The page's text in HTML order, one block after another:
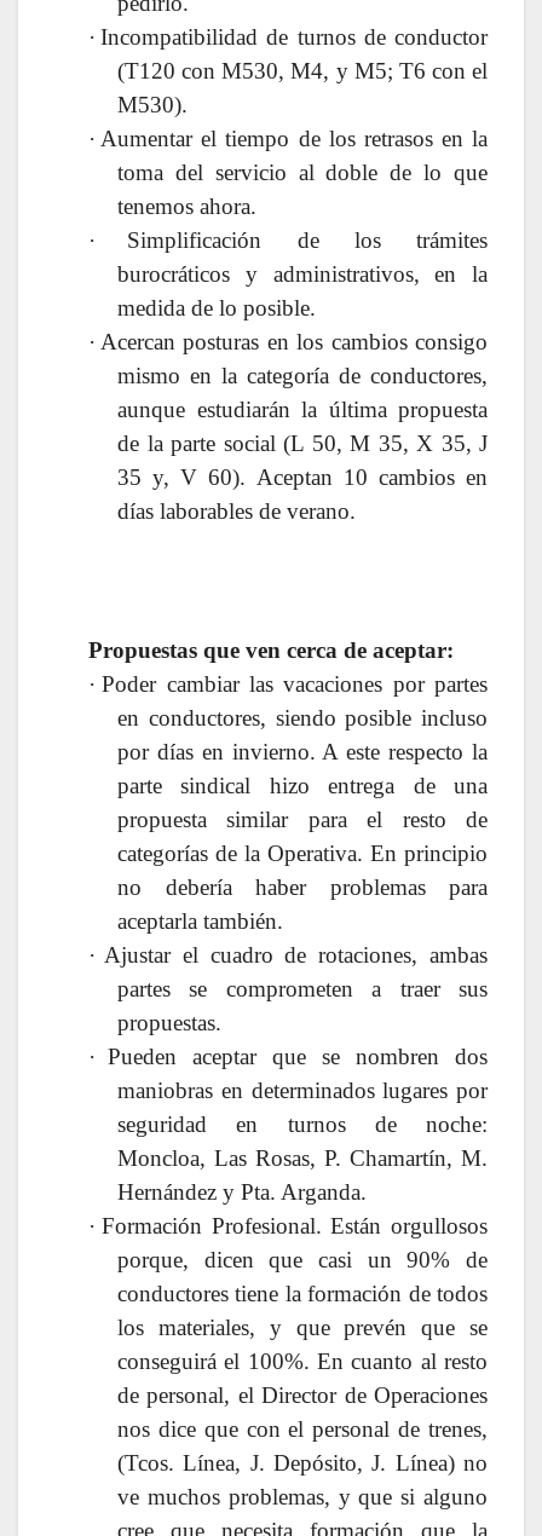
· Incompatibilidad de turnos de conductor
(T120 con M530, M4, y M5; T6 con el
M530).
· Aumentar el tiempo de los retrasos en la
toma del servicio al doble de lo que
tenemos ahora.
·
Simplificación de los trámites
burocráticos y administrativos, en la
medida de lo posible.
· Acercan posturas en los cambios consigo
mismo en la categoría de conductores,
aunque estudiarán la última propuesta
de la parte social (L 50, M 35, X 35, J
35 y, V 60). Aceptan 10 cambios en
días laborables de verano.
Propuestas que ven cerca de aceptar:
· Poder cambiar las vacaciones por partes
en conductores, siendo posible incluso
por días en invierno. A este respecto la
parte sindical hizo entrega de una
propuesta similar para el resto de
categorías de la Operativa. En principio
no debería haber problemas para
aceptarla también.
· Ajustar el cuadro de rotaciones, ambas
partes se comprometen a traer sus
propuestas.
· Pueden aceptar que se nombren dos
maniobras en determinados lugares por
seguridad en turnos de noche:
Moncloa, Las Rosas, P. Chamartín, M.
Hernández y Pta. Arganda.
· Formación Profesional. Están orgullosos
porque, dicen que casi un 90% de
conductores tiene la formación de todos
los materiales, y que prevén que se
conseguirá el 100%. En cuanto al resto
de personal, el Director de Operaciones
nos dice que con el personal de trenes,
(Tcos. Línea, J. Depósito, J. Línea) no
ve muchos problemas, y que si alguno
cree que necesita formación que la